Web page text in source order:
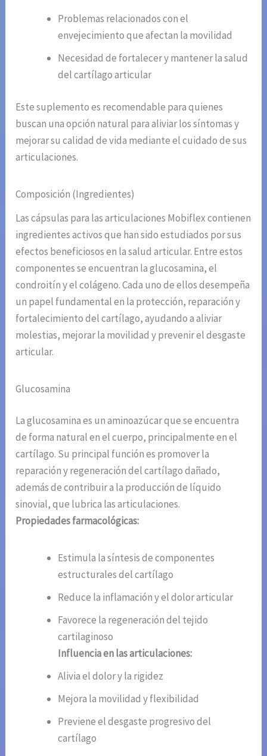
Problemas relacionados con el
envejecimiento que afectan la movilidad
Necesidad de fortalecer y mantener la salud
del cartílago articular
Este suplemento es recomendable para quienes
buscan una opción natural para aliviar los síntomas y
mejorar su calidad de vida mediante el cuidado de sus
articulaciones.
Composición (Ingredientes)
Las cápsulas para las articulaciones Mobiflex contienen
ingredientes activos que han sido estudiados por sus
efectos beneficiosos en la salud articular. Entre estos
componentes se encuentran la glucosamina, el
condroitín y el colágeno. Cada uno de ellos desempeña
un papel fundamental en la protección, reparación y
fortalecimiento del cartílago, ayudando a aliviar
molestias, mejorar la movilidad y prevenir el desgaste
articular.
Glucosamina
La glucosamina es un aminoazúcar que se encuentra
de forma natural en el cuerpo, principalmente en el
cartílago. Su principal función es promover la
reparación y regeneración del cartílago dañado,
además de contribuir a la producción de líquido
sinovial, que lubrica las articulaciones.
Propiedades farmacológicas:
Estimula la síntesis de componentes
estructurales del cartílago
Reduce la inflamación y el dolor articular
Favorece la regeneración del tejido
cartilaginoso
Influencia en las articulaciones:
Alivia el dolor y la rigidez
Mejora la movilidad y flexibilidad
Previene el desgaste progresivo del
cartílago